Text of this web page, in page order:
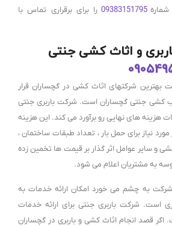
شماره09383151795 را برای برقراری تماس با
و اثاث کشی جنتی
بهترین شرکتهای اثاث کشی در گچساران قرار
کشی جنتی گچساران است. شرکت باربری جنتی
هزینه های نهایی رو برآورد می کند. این هزینه
مورد نیاز برای حمل بار ، تعداد طبقات ساختمان ،
و سایر عوامل اثر گذار بر قیمت ها تخمین زده
به مشتریان اعلام می شود.
به چشم می خورد امکان ارائه خدمات به
شرکت باربری جنتی برای ارائه خدمات
اگر قصد انجام اثاث کشی و باربری در گچساران